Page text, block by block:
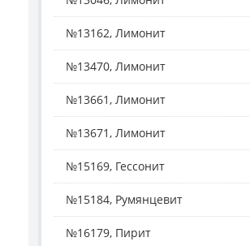
№13162, Лимонит
№13470, Лимонит
№13661, Лимонит
№13671, Лимонит
№15169, Гессонит
№15184, Румянцевит
№16179, Пирит